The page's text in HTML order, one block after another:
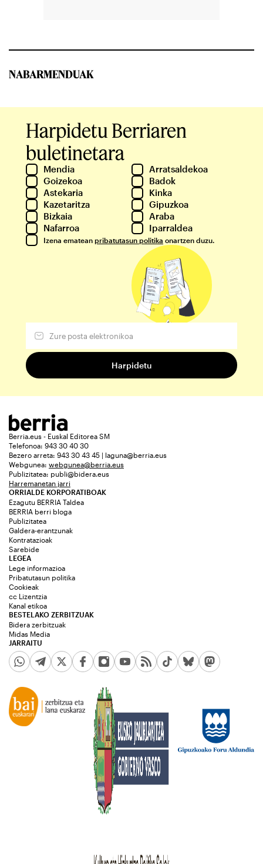
NABARMENDUAK
Harpidetu Berriaren
buletinetara
Mendia
Arratsaldekoa
Goizekoa
Badok
Astekaria
Kinka
Kazetaritza
Gipuzkoa
Bizkaia
Araba
Nafarroa
Iparraldea
Izena ematean pribatutasun politika onartzen duzu.
Berria.eus - Euskal Editorea SM
Telefonoa: 943 30 40 30
Bezero arreta: 943 30 43 45 | laguna@berria.eus
Webgunea: webgunea@berria.eus
Publizitatea: publi@bidera.eus
Harremanetan jarri
ORRIALDE KORPORATIBOAK
Ezagutu BERRIA Taldea
BERRIA berri bloga
Publizitatea
Galdera-erantzunak
Kontratazioak
Sarebide
JARRAITU
LEGEA
Lege informazioa
Pribatutasun politika
Cookieak
cc Lizentzia
Kanal etikoa
BESTELAKO ZERBITZUAK
Bidera zerbitzuak
Midas Media